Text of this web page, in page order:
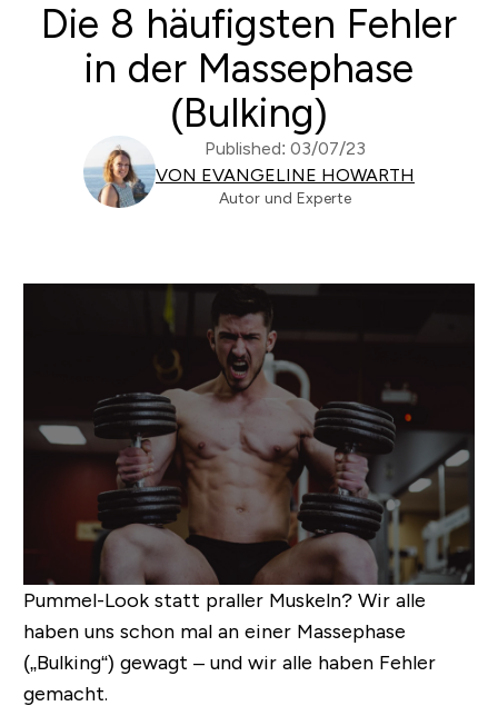
Die 8 häufigsten Fehler
in der Massephase
(Bulking)
Published: 03/07/23
VON EVANGELINE HOWARTH
Autor und Experte
Pummel-Look statt praller Muskeln? Wir alle
haben uns schon mal an einer Massephase
(„Bulking“) gewagt – und wir alle haben Fehler
gemacht.